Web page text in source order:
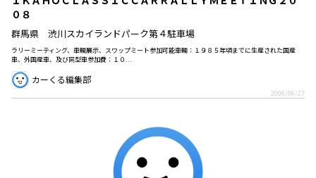
０８
群馬県 渋川スカイランドパーク第４駐車場
ラリーミーティング、車輌展示、スワップミート参加可能車輌：１９８５年頃までに生産された国産
車、外国産車、及び同型車参加費：１０...
カーくる編集部
2008/06/27